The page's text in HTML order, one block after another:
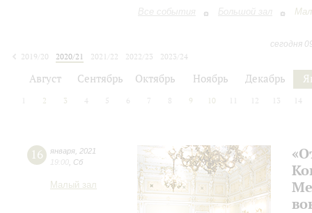
Все события Большой зал
сегодня
2019/20
2020/21 2021/22 2022/23
2023/24
Август Сентябрь Октябрь Ноябрь Декабрь
2 3 4 5 6 7 8 9 10 12 13 14
16 января 2021
19:00 Сб
Малый зал